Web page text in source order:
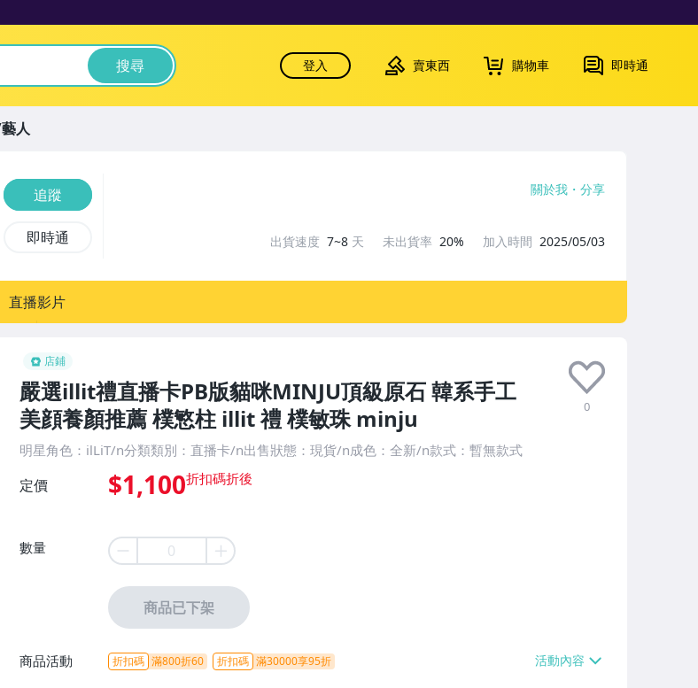
搜尋 登入 賣東西 購物車 即時通
店鋪
嚴選illit禮直播卡PB版貓咪MINJU頂級原石 韓系手工
美顔養顏推薦 樸慜柱 illit 禮 樸敏珠 minju
0
明星角色：ilLiT/n分類類別：直播卡/n出售狀態：現貨/n成色：全新/n款式：暫無款式
定價 $1,100
數量
商品已下架
商品活動 折扣碼 滿800折60 折扣碼 滿30000享95折
追蹤
即時通
關於我 分享
出貨速度 7~8 天 未出貨率 20% 加入時間 2025/05/03
直播影片
人